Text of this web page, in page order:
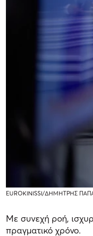
EUROKINISSI/ΔΗΜΗΤΡΗΣ
Με συνεχή ροή,
πραγματικό χρόνο.